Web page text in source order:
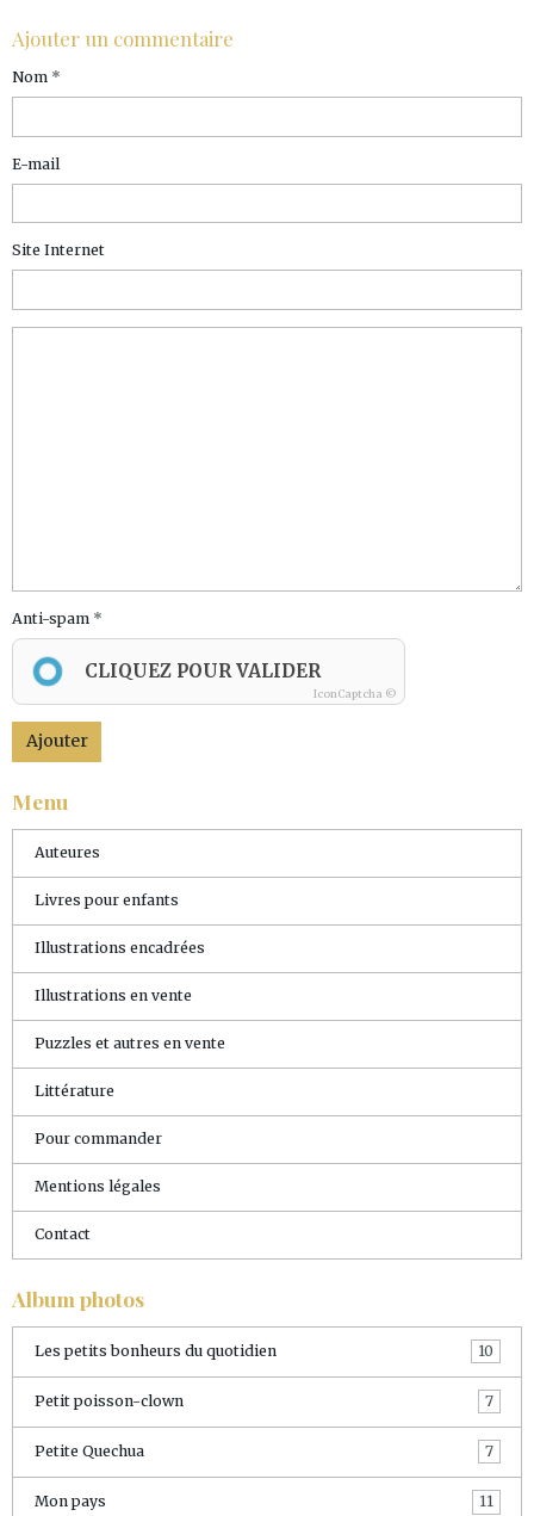
Ajouter un commentaire
Nom
E-mail
Site Internet
Anti-spam
CLIQUEZ POUR VALIDER
IconCaptcha ©
Ajouter
Menu
Auteures
Livres pour enfants
Illustrations encadrées
Illustrations en vente
Puzzles et autres en vente
Littérature
Pour commander
Mentions légales
Contact
Album photos
Les petits bonheurs du quotidien 10
Petit poisson-clown 7
Petite Quechua 7
Mon pays 11